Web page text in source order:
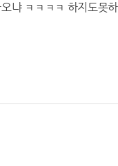
냐 ㅋㅋㅋㅋ 하지도못